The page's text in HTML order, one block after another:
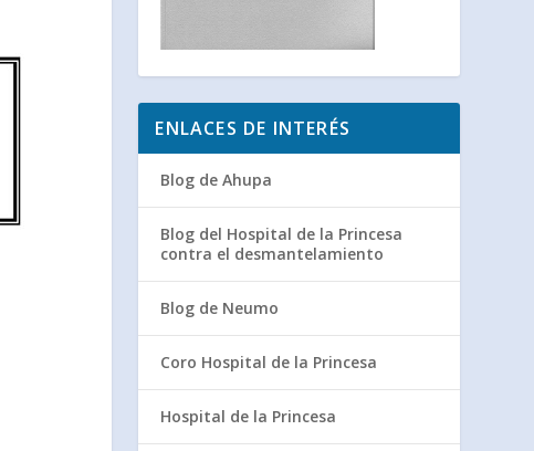
ENLACES DE INTERÉS
Blog de Ahupa
Blog del Hospital de la Princesa
contra el desmantelamiento
Blog de Neumo
Coro Hospital de la Princesa
Hospital de la Princesa